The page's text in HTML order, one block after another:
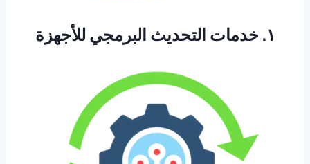
١. خدمات التحديث البرمجي للأجهزة